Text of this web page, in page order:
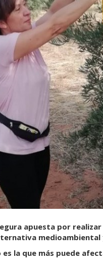
apuesta por
medioambiental
es la que más puede